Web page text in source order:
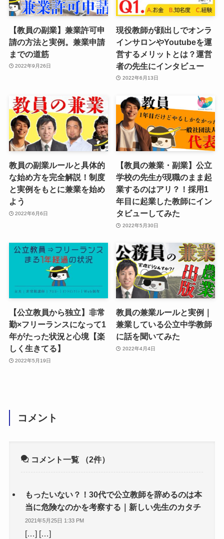
【教員の副業】兼業許可申
請の方法と実例。兼業申請
までの道筋
2022年9月26日
現役教師が顔出しでオンラ
インサロンやYoutubeを運
営するメリットとは？運営
者の先生にインタビュー
2022年6月13日
教員の副業ルールと具体的
な始め方を完全解説！制度
と実例をもとに兼業を始め
よう
2022年6月6日
【教員の兼業・副業】公立
学校の先生が現職のまま起
業するのはアリ？！採用1
年目に起業した教師にイン
タビューしてみた
2022年5月30日
【公立教員から独立】非常
勤×フリーランスになって1
年がたった状況と心境【楽
しく生きてる】
2022年5月19日
教員の兼業ルールと実例｜
兼業している公立中学教師
に話を聞いてみた
2022年4月4日
コメント
コメント一覧 （2件）
もったいない？！30代で公立教師を辞めるのは本
当に危険なのかを考察する｜新しい先生のカタチ
2021年5月25日 1:33 PM
[…] […]